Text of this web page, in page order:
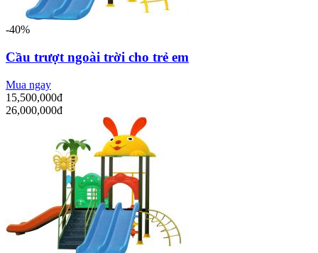
-40%
Cầu trượt ngoài trời cho trẻ em
Mua ngay
15,500,000đ
26,000,000đ